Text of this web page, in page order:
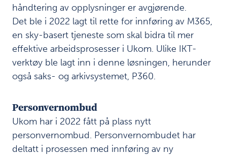
y
i
n
g
o
g
n
t
o
l
håndtering av opplysninger er avgjørende.
Det ble i 2022 lagt til rette for innføring av M365,
en sky-basert tjeneste som skal bidra til mer
effektive arbeidsprosesser i Ukom. Ulike IKT-
verktøy ble lagt inn i denne løsningen, herunder
også saks- og arkivsystemet, P360.
Personvernombud
Ukom har i 2022 fått på plass nytt
personvernombud. Personvernombudet har
deltatt i prosessen med innføring av ny